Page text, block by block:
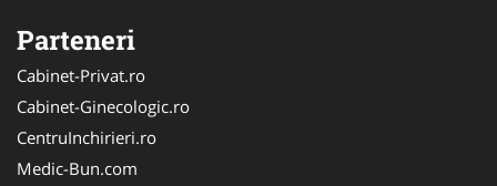
Parteneri
Cabinet-Privat.ro
Cabinet-Ginecologic.ro
CentruInchirieri.ro
Medic-Bun.com